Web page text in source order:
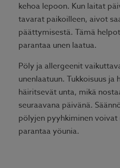
kehoa lepoon. Kun laitat
tavarat paikoilleen, aivot
päättymisestä. Tämä
parantaa unen laatua.
Pöly ja allergeenit
unenlaatuun. Tukkoisuus ja
häiritsevät unta, mikä
seuraavana päivänä.
pölyjen pyyhkiminen
parantaa yöunia.